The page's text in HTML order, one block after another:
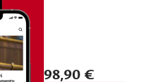
98,90 €